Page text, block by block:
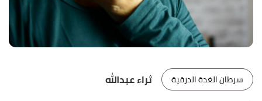
سرطان الغدة الدرقية
ثراء عبدالله